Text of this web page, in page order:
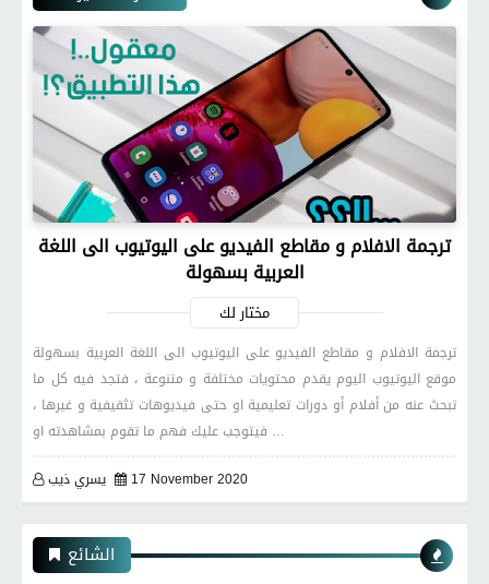
ترجمة الافلام و مقاطع الفيديو على اليوتيوب الى اللغة
العربية بسهولة
مختار لك
ترجمة الافلام و مقاطع الفيديو على اليوتيوب الى اللغة العربية بسهولة
موقع اليوتيوب اليوم يقدم محتويات مختلفة و متنوعة ، فتجد فيه كل ما
تبحث عنه من أفلام أو دورات تعليمية او حتى فيديوهات تثقيفية و غيرها ،
فيتوجب عليك فهم ما تقوم بمشاهدته او …
يسري ذيب
17 November 2020
الشائع